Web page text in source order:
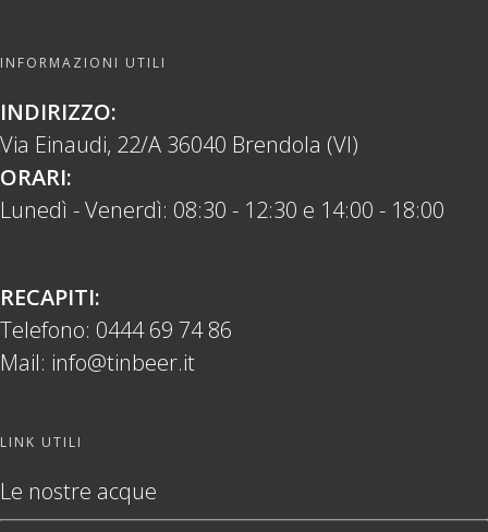
INFORMAZIONI UTILI
INDIRIZZO:
Via Einaudi, 22/A 36040 Brendola (VI)
ORARI:
Lunedì - Venerdì: 08:30 - 12:30 e 14:00 - 18:00
RECAPITI:
Telefono: 0444 69 74 86
Mail: info@tinbeer.it
LINK UTILI
Le nostre acque